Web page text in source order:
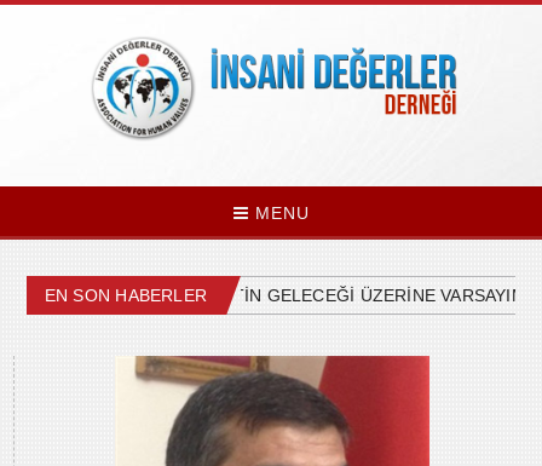
MENU
EN SON HABERLER
ÜLKEMİZDEKİ SİYASETİN GELECEĞİ ÜZERİNE VARSAYIMLAR